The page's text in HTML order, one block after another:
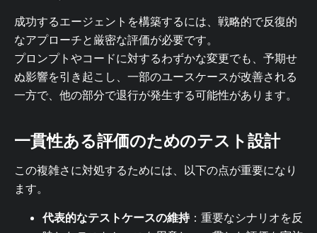
成功するエージェントを構築するには、戦略的で反復的
なアプローチと厳密な評価が必要です。
プロンプトやコードに対するわずかな変更でも、予期せ
ぬ影響を引き起こし、一部のユースケースが改善される
一方で、他の部分で退行が発生する可能性があります。
一貫性ある評価のためのテスト設計
この複雑さに対処するためには、以下の点が重要になり
ます。
代表的なテストケースの維持：重要なシナリオを反